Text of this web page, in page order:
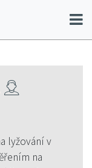
lyžování v
na